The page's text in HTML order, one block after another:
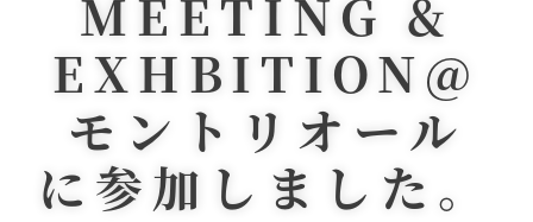
MEETING &
EXHBITION@
モントリオール
に参加しました。